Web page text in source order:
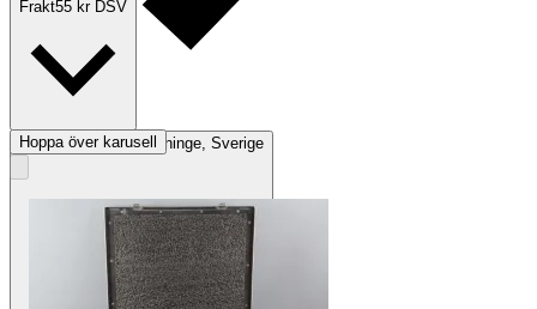
Frakt55 kr DSV
Avhämtning Västerhaninge, Sverige
Hoppa över karusell